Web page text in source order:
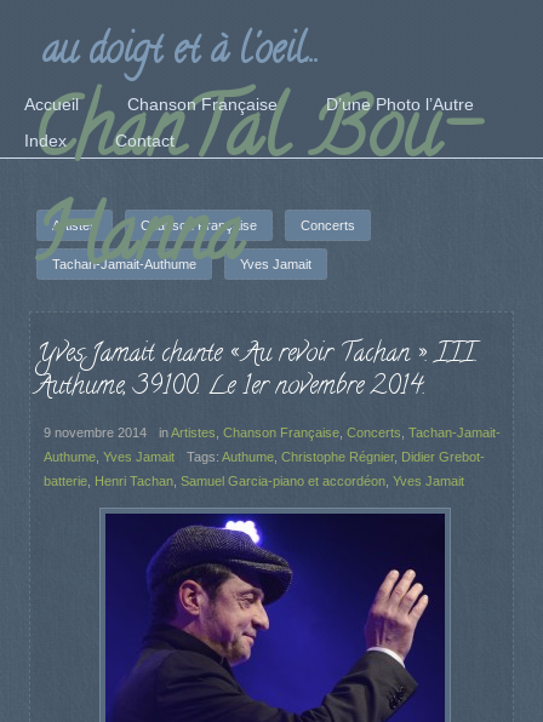
ChanTal Bou-
Hanna
au doigt et à l'oeil...
Accueil Chanson Française
D’une Photo l’Autre
Index
Contact
Artistes Chanson Française Concerts
Tachan-Jamait-Authume Yves Jamait
Yves Jamait chante « Au revoir Tachan ». III.
Authume, 39100. Le 1er novembre 2014.
9 novembre 2014 inArtistes Chanson Française Concerts Tachan-Jamait-
Authume Yves Jamait Tags: Authume Christophe Régnier, Didier Grebot-
batterie Henri Tachan Samuel Garcia-piano et accordéon Yves Jamait